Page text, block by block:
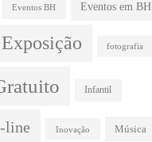
Eventos BH Eventos em BH
Exposição fotografia
Infantil
line Inovação Música